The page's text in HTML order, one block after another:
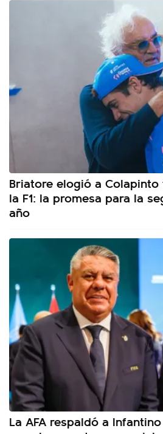
Briatore elogió a
la F1: la promesa para la
año
La AFA respaldó a